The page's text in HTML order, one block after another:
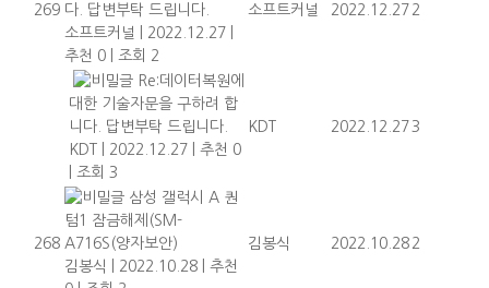
269 다. 답변부탁 드립니다.
소프트커널
2022.12.27
추천 0
조회 2
소프트커널 2022.12.27 2
Re:데이터복원에
대한 기술자문을 구하려 합
니다. 답변부탁 드립니다.
KDT
2022.12.27
추천 0
조회 3
KDT 2022.12.27 3
268
삼성 갤럭시 A 퀀
텀1 잠금해제(SM-
A716S(양자보안)
김봉식
2022.10.28
추천
김봉식 2022.10.28 2